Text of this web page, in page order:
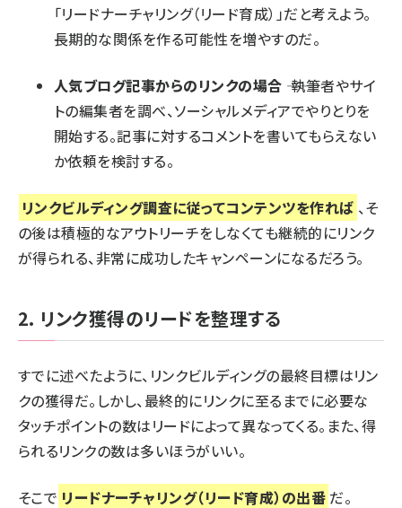
「リードナーチャリング（リード育成）」だと考えよう。
長期的な関係を作る可能性を増やすのだ。
人気ブログ記事からのリンクの場合 ―― 執筆者やサイ
トの編集者を調べ、ソーシャルメディアでやりとりを
開始する。記事に対するコメントを書いてもらえない
か依頼を検討する。
リンクビルディング調査に従ってコンテンツを作れば 、そ
の後は積極的なアウトリーチをしなくても継続的にリンク
が得られる、非常に成功したキャンペーンになるだろう。
2. リンク獲得のリードを整理する
すでに述べたように、リンクビルディングの最終目標はリン
クの獲得だ。しかし、最終的にリンクに至るまでに必要な
タッチポイントの数はリードによって異なってくる。また、得
られるリンクの数は多いほうがいい。
そこで リードナーチャリング（リード育成）の出番 だ。